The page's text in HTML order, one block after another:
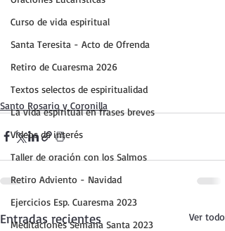
Curso de vida espiritual
Santa Teresita - Acto de Ofrenda
Retiro de Cuaresma 2026
Textos selectos de espiritualidad
La vida espiritual en frases breves
Vídeos de interés
Taller de oración con los Salmos
Retiro Adviento - Navidad
Ejercicios Esp. Cuaresma 2023
Meditaciones Semana Santa 2023
Santo Rosario y Coronilla
Entradas recientes Ver todo